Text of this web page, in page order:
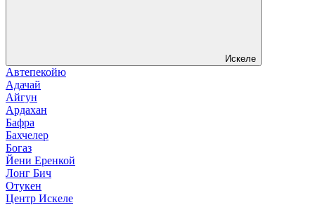
Искеле
Автепекойю
Адачай
Айгун
Ардахан
Бафра
Бахчелер
Богаз
Йени Еренкой
Лонг Бич
Отукен
Центр Искеле